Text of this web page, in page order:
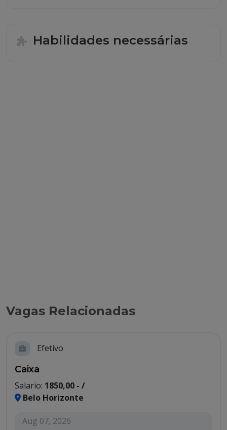
Habilidades necessárias
Vagas Relacionadas
Efetivo
Caixa
Salario: 1850,00 - /
Belo Horizonte
Aug 07, 2026